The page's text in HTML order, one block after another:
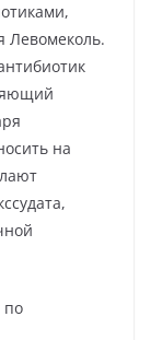
Левомеколь.
на
по